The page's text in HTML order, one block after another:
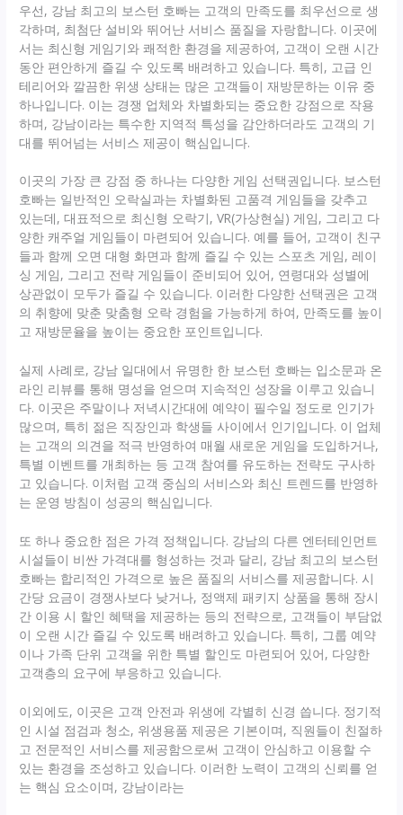
우선, 강남 최고의 보스턴 호빠는 고객의 만족도를 최우선으로 생
각하며, 최첨단 설비와 뛰어난 서비스 품질을 자랑합니다. 이곳에
서는 최신형 게임기와 쾌적한 환경을 제공하여, 고객이 오랜 시간
동안 편안하게 즐길 수 있도록 배려하고 있습니다. 특히, 고급 인
테리어와 깔끔한 위생 상태는 많은 고객들이 재방문하는 이유 중
하나입니다. 이는 경쟁 업체와 차별화되는 중요한 강점으로 작용
하며, 강남이라는 특수한 지역적 특성을 감안하더라도 고객의 기
대를 뛰어넘는 서비스 제공이 핵심입니다.
이곳의 가장 큰 강점 중 하나는 다양한 게임 선택권입니다. 보스턴
호빠는 일반적인 오락실과는 차별화된 고품격 게임들을 갖추고
있는데, 대표적으로 최신형 오락기, VR(가상현실) 게임, 그리고 다
양한 캐주얼 게임들이 마련되어 있습니다. 예를 들어, 고객이 친구
들과 함께 오면 대형 화면과 함께 즐길 수 있는 스포츠 게임, 레이
싱 게임, 그리고 전략 게임들이 준비되어 있어, 연령대와 성별에
상관없이 모두가 즐길 수 있습니다. 이러한 다양한 선택권은 고객
의 취향에 맞춘 맞춤형 오락 경험을 가능하게 하여, 만족도를 높이
고 재방문율을 높이는 중요한 포인트입니다.
실제 사례로, 강남 일대에서 유명한 한 보스턴 호빠는 입소문과 온
라인 리뷰를 통해 명성을 얻으며 지속적인 성장을 이루고 있습니
다. 이곳은 주말이나 저녁시간대에 예약이 필수일 정도로 인기가
많으며, 특히 젊은 직장인과 학생들 사이에서 인기입니다. 이 업체
는 고객의 의견을 적극 반영하여 매월 새로운 게임을 도입하거나,
특별 이벤트를 개최하는 등 고객 참여를 유도하는 전략도 구사하
고 있습니다. 이처럼 고객 중심의 서비스와 최신 트렌드를 반영하
는 운영 방침이 성공의 핵심입니다.
또 하나 중요한 점은 가격 정책입니다. 강남의 다른 엔터테인먼트
시설들이 비싼 가격대를 형성하는 것과 달리, 강남 최고의 보스턴
호빠는 합리적인 가격으로 높은 품질의 서비스를 제공합니다. 시
간당 요금이 경쟁사보다 낮거나, 정액제 패키지 상품을 통해 장시
간 이용 시 할인 혜택을 제공하는 등의 전략으로, 고객들이 부담없
이 오랜 시간 즐길 수 있도록 배려하고 있습니다. 특히, 그룹 예약
이나 가족 단위 고객을 위한 특별 할인도 마련되어 있어, 다양한
고객층의 요구에 부응하고 있습니다.
이외에도, 이곳은 고객 안전과 위생에 각별히 신경 씁니다. 정기적
인 시설 점검과 청소, 위생용품 제공은 기본이며, 직원들이 친절하
고 전문적인 서비스를 제공함으로써 고객이 안심하고 이용할 수
있는 환경을 조성하고 있습니다. 이러한 노력이 고객의 신뢰를 얻
는 핵심 요소이며, 강남이라는